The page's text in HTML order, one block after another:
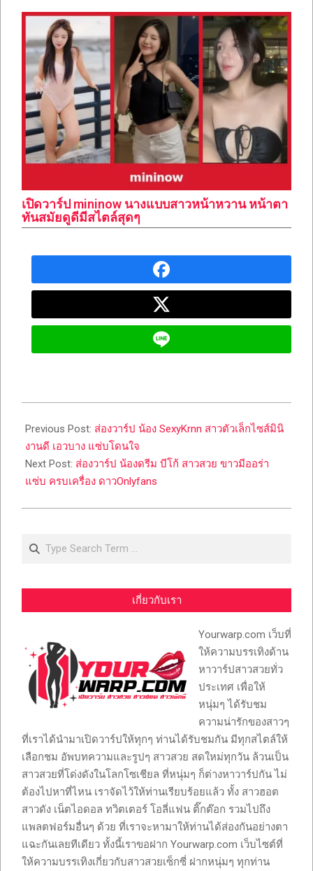
เปิดวาร์ป mininow นางแบบสาวหน้าหวาน หน้าตา
ทันสมัยดูดีมีสไตล์สุดๆ
05-
23
Previous Post: ส่องวาร์ป น้อง SexyKrnn สาวตัวเล็กไซส์มินิ
งานดี เอวบาง แซ่บโดนใจ
Next Post: ส่องวาร์ป น้องดรีม บีโก้ สาวสวย ขาวมีออร่า
แซ่บ ครบเครื่อง ดาวOnlyfans
Search
เกี่ยวกับเรา
Yourwarp.com เว็บที่
ให้ความบรรเทิงด้าน
หาวาร์ปสาวสวยทั่ว
ประเทศ เพื่อให้
หนุ่มๆ ได้รับชม
ความน่ารักของสาวๆ
ที่เราได้นำมาเปิดวาร์ปให้ทุกๆ ท่านได้รับชมกัน มีทุกสไตล์ให้
เลือกชม อัพบทความและรูปๆ สาวสวย สดใหม่ทุกวัน ล้วนเป็น
สาวสวยที่โด่งดังในโลกโซเชียล ที่หนุ่มๆ ก็ต่างหาวาร์ปกัน ไม่
ต้องไปหาที่ไหน เราจัดไว้ให้ท่านเรียบร้อยแล้ว ทั้ง สาวฮอต
สาวดัง เน็ตไอดอล ทวิตเตอร์ โอลี่แฟน ติ๊กต๊อก รวมไปถึง
แพลตฟอร์มอื่นๆ ด้วย ที่เราจะหามาให้ท่านได้ส่องกันอย่างตา
แฉะกันเลยทีเดียว ทั้งนี้เราขอฝาก Yourwarp.com เว็บไซต์ที่
ให้ความบรรเทิงเกี่ยวกับสาวสวยเซ็กซี่ ฝากหนุ่มๆ ทุกท่าน